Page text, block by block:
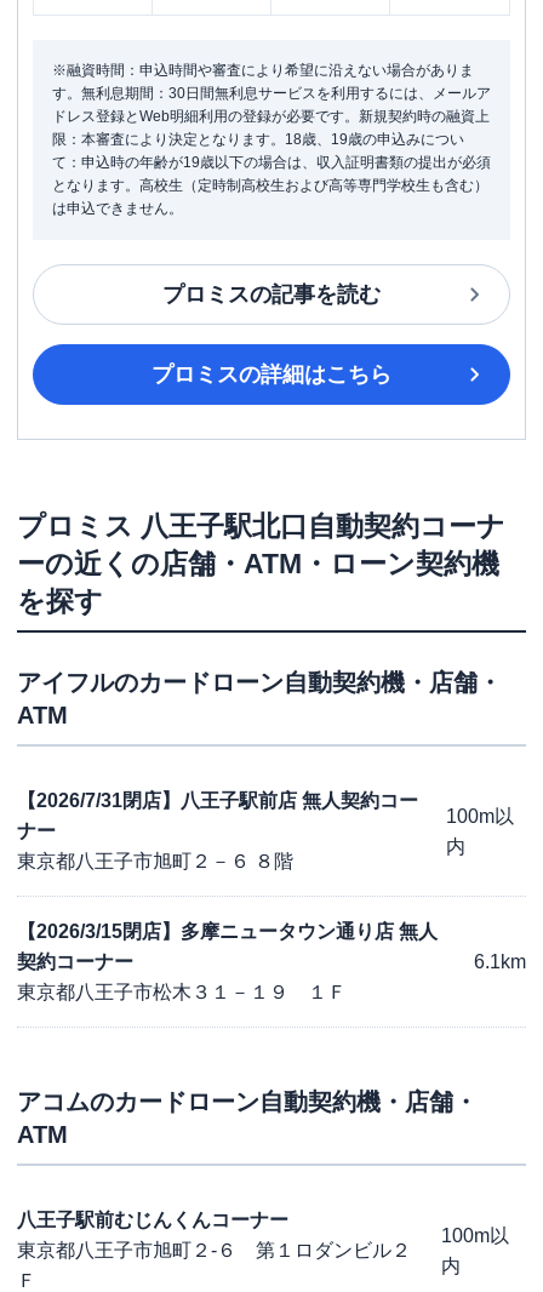
※融資時間：申込時間や審査により希望に沿えない場合がありま
す。無利息期間：30日間無利息サービスを利用するには、メールア
ドレス登録とWeb明細利用の登録が必要です。新規契約時の融資上
限：本審査により決定となります。18歳、19歳の申込みについ
て：申込時の年齢が19歳以下の場合は、収入証明書類の提出が必須
となります。高校生（定時制高校生および高等専門学校生も含む）
は申込できません。
プロミスの記事を読む
プロミスの詳細はこちら
プロミス 八王子駅北口自動契約コーナ
ーの近くの店舗・ATM・ローン契約機
を探す
アイフルのカードローン自動契約機・店舗・
ATM
【2026/7/31閉店】八王子駅前店 無人契約コー
ナー
東京都八王子市旭町２－６ ８階
100m以
内
【2026/3/15閉店】多摩ニュータウン通り店 無人
契約コーナー
東京都八王子市松木３１－１９ １Ｆ
6.1km
アコムのカードローン自動契約機・店舗・
ATM
八王子駅前むじんくんコーナー
東京都八王子市旭町２-６ 第１ロダンビル２
Ｆ
100m以
内